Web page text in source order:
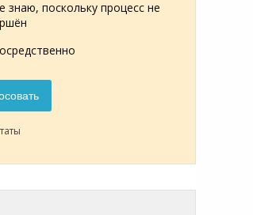
знаю, поскольку процесс не